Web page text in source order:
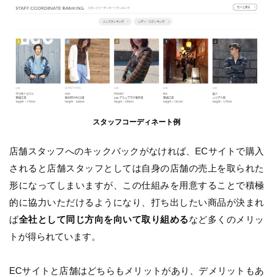
スタッフコーディネート例
店舗スタッフへのキックバックがなければ、ECサイトで購入
されると店舗スタッフとしては自身の店舗の売上を取られた
形になってしまいますが、この仕組みを用意することで積極
的に協力いただけるようになり、打ち出したい商品が決まれ
ば全社として同じ方向を向いて取り組めるなど多くのメリッ
トが得られています。
ECサイトと店舗はどちらもメリットがあり、デメリットもあ